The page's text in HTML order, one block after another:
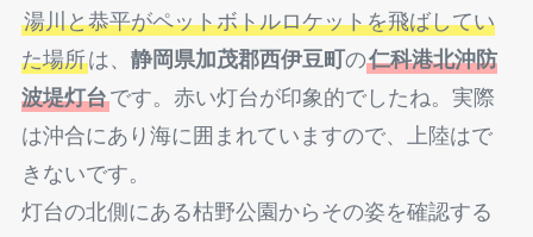
湯川と恭平がペットボトルロケットを飛ばしてい
た場所は、 静岡県加茂郡西伊豆町 の仁科港北沖防
波堤灯台です。赤い灯台が印象的でしたね。実際
は沖合にあり海に囲まれていますので、上陸はで
きないです。
灯台の北側にある枯野公園からその姿を確認する